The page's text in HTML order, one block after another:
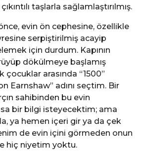
taşlarla sağlamlaştırılmış.
evin ön cephesine, özellikle
serpiştirilmiş acayip
için durdum. Kapının
dökülmeye başlamış
çocuklar arasında “1500”
Earnshaw” adını seçtim. Bir
sahibinden bu evin
bir bilgi isteyecektim; ama
ya hemen içeri gir ya da çek
de evin içini görmeden onun
hiç niyetim yoktu.